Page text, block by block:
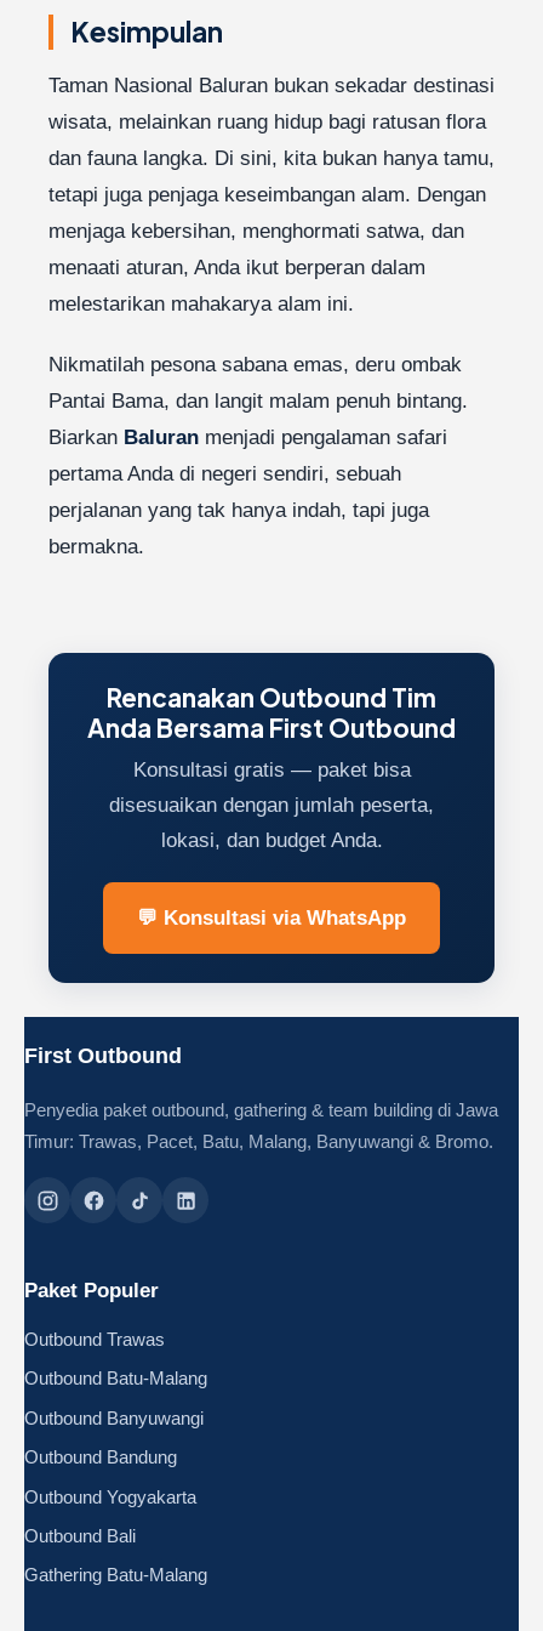
10.000. Jam buka: 07.30–16.00 WIB.
Kesimpulan
Taman Nasional Baluran bukan sekadar destinasi
wisata, melainkan ruang hidup bagi ratusan flora
dan fauna langka. Di sini, kita bukan hanya tamu,
tetapi juga penjaga keseimbangan alam. Dengan
menjaga kebersihan, menghormati satwa, dan
menaati aturan, Anda ikut berperan dalam
melestarikan mahakarya alam ini.
Nikmatilah pesona sabana emas, deru ombak
Pantai Bama, dan langit malam penuh bintang.
Biarkan Baluran menjadi pengalaman safari
pertama Anda di negeri sendiri, sebuah
perjalanan yang tak hanya indah, tapi juga
bermakna.
Rencanakan Outbound Tim
Anda Bersama First Outbound
Konsultasi gratis — paket bisa
disesuaikan dengan jumlah peserta,
lokasi, dan budget Anda.
💬 Konsultasi via WhatsApp
First Outbound
Penyedia paket outbound, gathering & team building di Jawa
Timur: Trawas, Pacet, Batu, Malang, Banyuwangi & Bromo.
Paket Populer
Outbound Trawas
Outbound Batu-Malang
Outbound Banyuwangi
Outbound Bandung
Outbound Yogyakarta
Outbound Bali
Gathering Batu-Malang